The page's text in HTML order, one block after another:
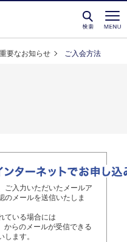
ぶなら永久不滅ポイントが
重要なお知らせ ご入会方法
ご入力いただいたメールア
のメールを送信いたしま
ている場合には
からのメールが受信できる
ます。